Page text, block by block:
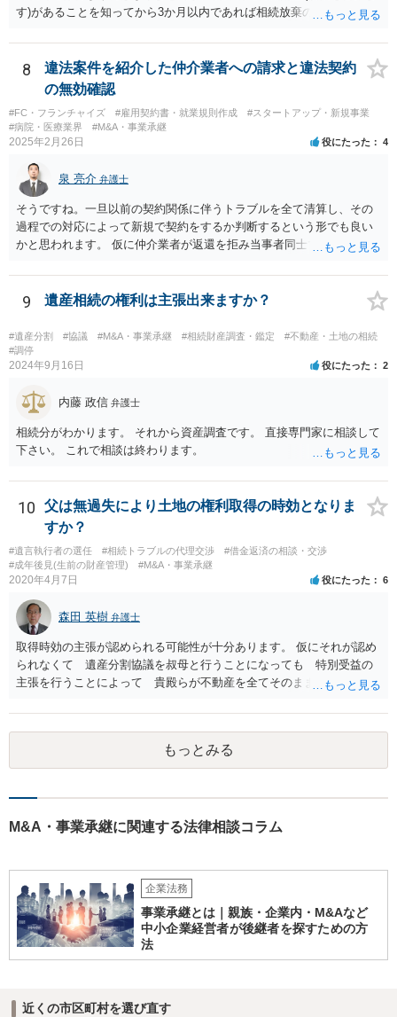
す)があることを知ってから3か月以内であれば相続放棄の申述が認め
したら、早急に家裁に行って相続放棄の申述をしたい旨告げて必要な
書類を提出されることをおすすめいたします。 なお、お父様の債務が
他にもあるかもしれないというリスクを考えますと、相続放棄の申述
にあたっては、法テラスの無料相談等を利用して弁護士に相談するこ
とも十分考えられるかと存じます。また、ご記載いただいた事実関係
を拝見するかぎり、再婚相手のかたは既に相続放棄をされている可能
8
違法案件を紹介した仲介業者への請求と違法契約
の無効確認
#FC・フランチャイズ #雇用契約書・就業規則作成
#スタートアップ・新規事業
#病院・医療業界
#M&A・事業承継
2025年2月26日 役にたった 4
泉 亮介 弁護士
そうですね。一旦以前の契約関係に伴うトラブルを全て清算し、その
過程での対応によって新規で契約をするか判断するという形でも良い
かと思われます。 仮に仲介業者が返還を拒み当事者同士での解決が困
9 遺産相続の権利は主張出来ますか？
#遺産分割 #協議 #M&A・事業承継 #相続財産調査・鑑定
#不動産・土地の相続
#調停
2024年9月16日 役にたった 2
内藤 政信 弁護士
相続分がわかります。 それから資産調査です。 直接専門家に相談して
下さい。 これで相談は終わります。
10
父は無過失により土地の権利取得の時効となりま
すか？
#遺言執行者の選任 #相続トラブルの代理交渉
#借金返済の相談・交渉
#成年後見(生前の財産管理)
#M&A・事業承継
2020年4月7日 役にたった 6
森田 英樹 弁護士
取得時効の主張が認められる可能性が十分あります。 仮にそれが認め
られなくて 遺産分割協議を叔母と行うことになっても 特別受益の
主張を行うことによって 貴殿らが不動産を全てそのまま取得できる
もっとみる
M&A・事業承継に関連する法律相談コラム
企業法務
事業承継とは｜親族・企業内・M&Aなど
中小企業経営者が後継者を探すための方
法
近くの市区町村を選び直す